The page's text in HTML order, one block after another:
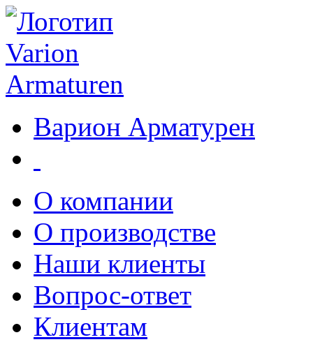
Варион Арматурен
О компании
О производстве
Наши клиенты
Вопрос-ответ
Клиентам